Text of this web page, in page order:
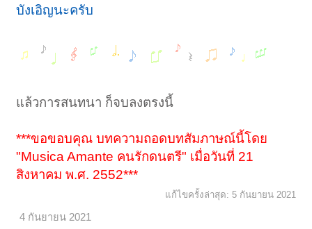
บังเอิญนะครับ
แล้วการสนทนา ก็จบลงตรงนี้
***ขอขอบคุณ บทความถอดบทสัมภาษณ์นี้โดย
"Musica Amante คนรักดนตรี" เมื่อวันที่ 21
สิงหาคม พ.ศ. 2552***
แก้ไขครั้งล่าสุด: 5 กันยายน 2021
4 กันยายน 2021